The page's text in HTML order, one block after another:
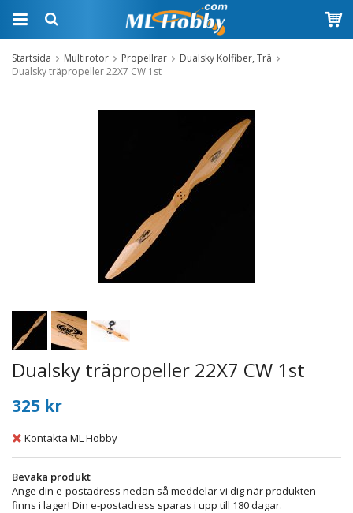
Startsida Multirotor Propellrar
Dualsky Kolfiber, Trä
Dualsky träpropeller 22X7 CW 1st
Dualsky träpropeller 22X7 CW 1st
325 kr
Kontakta ML Hobby
Bevaka produkt
Ange din e-postadress nedan så meddelar vi dig när produkten
finns i lager! Din e-postadress sparas i upp till 180 dagar.